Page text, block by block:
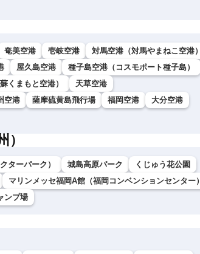
奄美空港 壱岐空港
対馬空港（対馬やまねこ空港）
屋久島空港
種子島空港（コスモポート種子島）
くまもと空港）
天草空港
空港 薩摩硫黄島飛行場 福岡空港
大分空港
ターパーク） 城島高原パーク
くじゅう花公園
マリンメッセ福岡A館（福岡コンベンションセンター）
ンプ場